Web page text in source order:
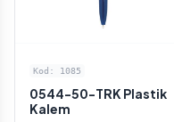
Kod: 1085
0544-50-TRK Plastik
Kalem